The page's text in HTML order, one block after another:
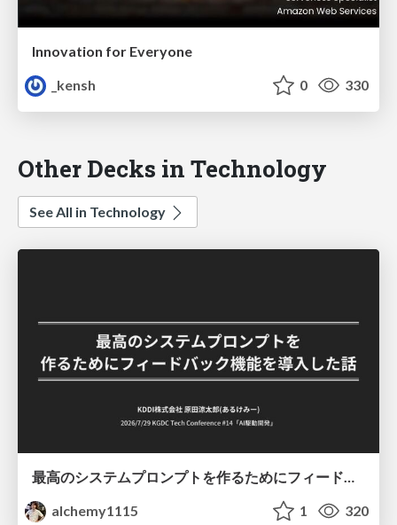
Innovation for Everyone
_kensh
0 330
Other Decks in Technology
See All in Technology
alchemy1115
1 320